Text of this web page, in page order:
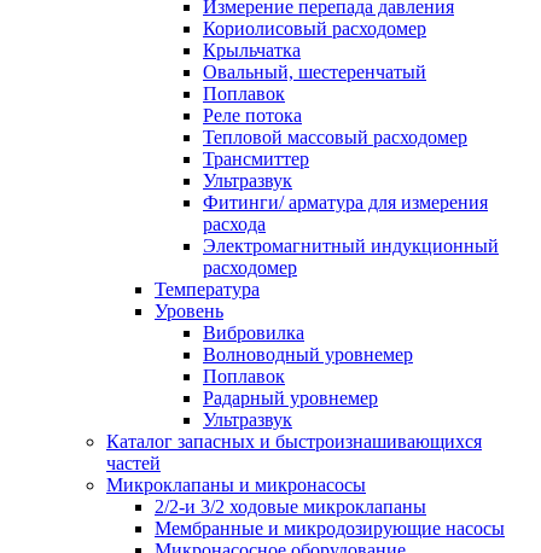
Измерение перепада давления
Кориолисовый расходомер
Крыльчатка
Овальный, шестеренчатый
Поплавок
Реле потока
Тепловой массовый расходомер
Трансмиттер
Ультразвук
Фитинги/ арматура для измерения
расхода
Электромагнитный индукционный
расходомер
Температура
Уровень
Вибровилка
Волноводный уровнемер
Поплавок
Радарный уровнемер
Ультразвук
Каталог запасных и быстроизнашивающихся
частей
Микроклапаны и микронасосы
2/2-и 3/2 ходовые микроклапаны
Мембранные и микродозирующие насосы